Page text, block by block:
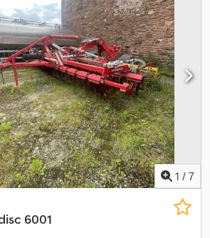
710/35R22.5, ISOBUS inkl.
Kreisel hydraulisch, hintere Kreisel
eigene ?lversorgung,5 Rad
vorlaufenden St?tzrad, 1.335
Hektar.,Lagerort:Kunde Dcsdpfxoznqv Nj
1 / 7
6001